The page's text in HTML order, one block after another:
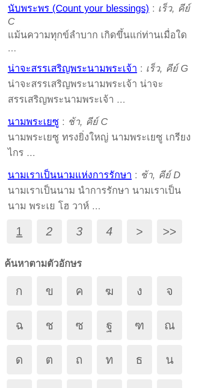
นับพระพร (Count your blessings) : เร็ว, คีย์
C
แม้นความทุกข์ลำบาก เกิดขึ้นแก่ท่านเมื่อใด
...
น่าจะสรรเสริญพระนามพระเจ้า : เร็ว, คีย์ G
น่าจะสรรเสริญพระนามพระเจ้า น่าจะ
สรรเสริญพระนามพระเจ้า ...
นามพระเยซู : ช้า, คีย์ C
นามพระเยซู ทรงยิ่งใหญ่ นามพระเยซู เกรียง
ไกร ...
นามเราเป็นนามแห่งการรักษา : ช้า, คีย์ D
นามเราเป็นนาม นำการรักษา นามเราเป็น
นาม พระเย โฮ วาห์ ...
1 2 3 4 > >>
ค้นหาตามตัวอักษร
ก ข ค ฆ ง จ
ฉ ช ซ ฐ ฑ ณ
ด ต ถ ท ธ น